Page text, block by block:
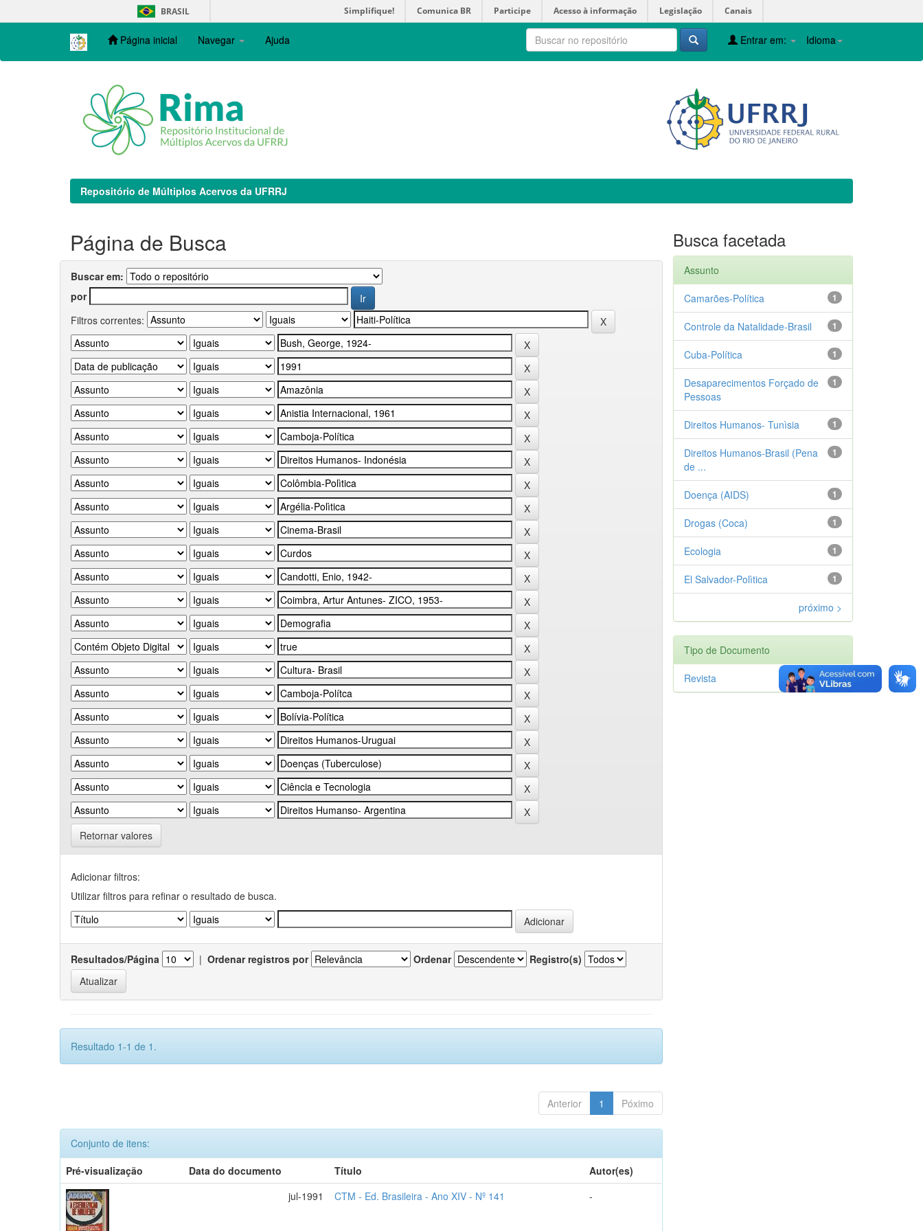
navigation
BRASIL Simplifique! Comunica BR Participe Acesso à informação Legislação Canais
Página inicial Navegar Ajuda Idioma
Entrar em:
Repositório de Múltiplos Acervos da UFRRJ
Página de Busca
Buscar em:
por
Filtros correntes:
Retornar valores
Adicionar filtros:
Utilizar filtros para refinar o resultado de busca.
Resultados/Página | Ordenar registros por Ordenar Registro(s)
Resultado 1-1 de 1.
Anterior 1 Póximo
Conjunto de itens:
Pré-visualização
Data do documento Título
Autor(es)
jul-1991
CTM - Ed. Brasileira - Ano XIV - Nº 141 -
Busca facetada
Assunto
1
Camarões-Política
1
Controle da Natalidade-Brasil
1
Cuba-Política
1
Desaparecimentos Forçado de
Pessoas
1
Direitos Humanos- Tunìsia
1
Direitos Humanos-Brasil (Pena
de ...
1
Doença (AIDS)
1
Drogas (Coca)
1
Ecologia
1
El Salvador-Polìtica
próximo >
Tipo de Documento
1
Revista